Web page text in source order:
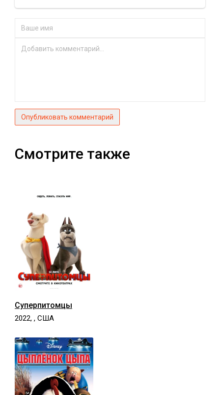
Опубликовать комментарий
Смотрите также
Суперпитомцы
2022, , США